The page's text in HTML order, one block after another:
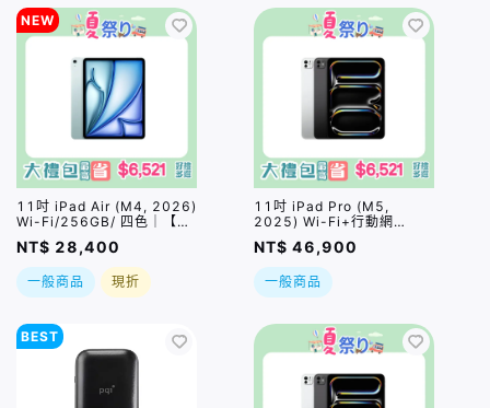
NEW
11吋 iPad Air (M4, 2026)
Wi-Fi/256GB/ 四色｜【夏
祭り】限量加碼贈 *PQI
USB4 CtoC 5A大電流快充
線｜直贈總價值$2880好禮
五選一
NT$ 28,400
一般商品 現折
11吋 iPad Pro (M5,
2025) Wi-Fi+行動網
路/256GB/ 兩色｜【夏祭
り】限量加碼贈 *PQI
USB4 CtoC 5A大電流快充
線｜直贈總價值$2980好禮
五選一｜預購，預計1-3週
為準
NT$ 46,900
一般商品
BEST